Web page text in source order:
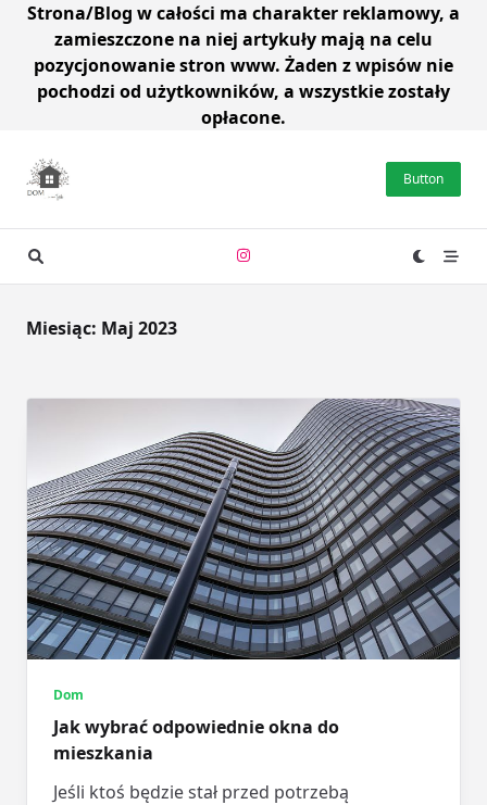
Strona/Blog w całości ma charakter reklamowy, a
zamieszczone na niej artykuły mają na celu
pozycjonowanie stron www. Żaden z wpisów nie
pochodzi od użytkowników, a wszystkie zostały
opłacone.
content
Button
Miesiąc: Maj 2023
Dom
Jak wybrać odpowiednie okna do
mieszkania
Jeśli ktoś będzie stał przed potrzebą